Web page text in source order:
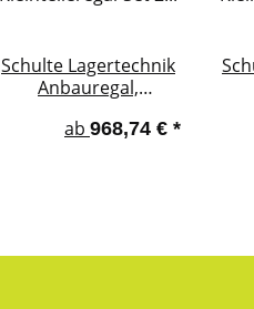
Schulte Lagertechnik
Anbauregal,
MULTIplus150,
(83x186x300 mm)
ab 968,74 € *